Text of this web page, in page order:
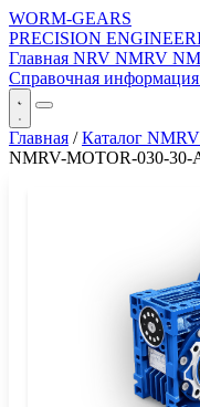
WORM-GEARS
PRECISION
Главная NRV NMRV
Справочная информация
Главная / Каталог
NMRV-MOTOR-030-